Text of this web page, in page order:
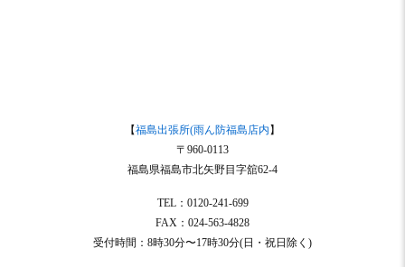
【福島出張所(雨ん防福島店内 】
〒960-0113
福島県福島市北矢野目字舘62-4
TEL：0120-241-699
FAX：024-563-4828
受付時間：8時30分〜17時30分(日・祝日除く)